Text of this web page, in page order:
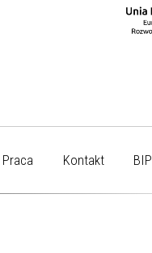
Praca Kontakt BIP